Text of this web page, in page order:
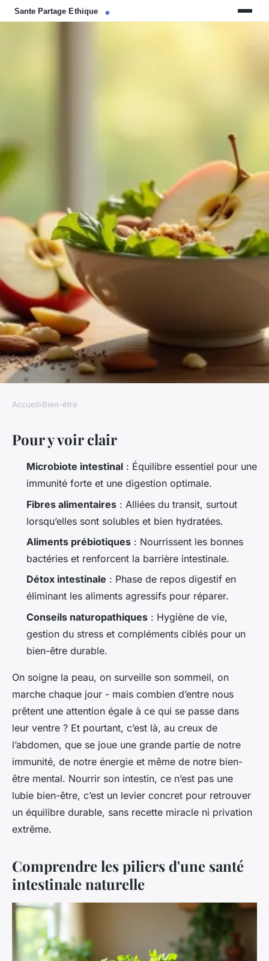
Optimiser sa santé intestinale
naturelle pour un bien-être
durable
Florinda•16/06/2026 07:08 •10 min de lecture
Accueil›Bien-être
Pour y voir clair
Microbiote intestinal : Équilibre essentiel pour une
immunité forte et une digestion optimale.
Fibres alimentaires : Alliées du transit, surtout
lorsqu’elles sont solubles et bien hydratées.
Aliments prébiotiques : Nourrissent les bonnes
bactéries et renforcent la barrière intestinale.
Détox intestinale : Phase de repos digestif en
éliminant les aliments agressifs pour réparer.
Conseils naturopathiques : Hygiène de vie,
gestion du stress et compléments ciblés pour un
bien-être durable.
On soigne la peau, on surveille son sommeil, on
marche chaque jour - mais combien d’entre nous
prêtent une attention égale à ce qui se passe dans
leur ventre ? Et pourtant, c’est là, au creux de
l’abdomen, que se joue une grande partie de notre
immunité, de notre énergie et même de notre bien-
être mental. Nourrir son intestin, ce n’est pas une
lubie bien-être, c’est un levier concret pour retrouver
un équilibre durable, sans recette miracle ni privation
extrême.
Comprendre les piliers d'une santé
intestinale naturelle